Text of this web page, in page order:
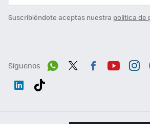
Suscribiéndote aceptas nuestra política de
Síguenos